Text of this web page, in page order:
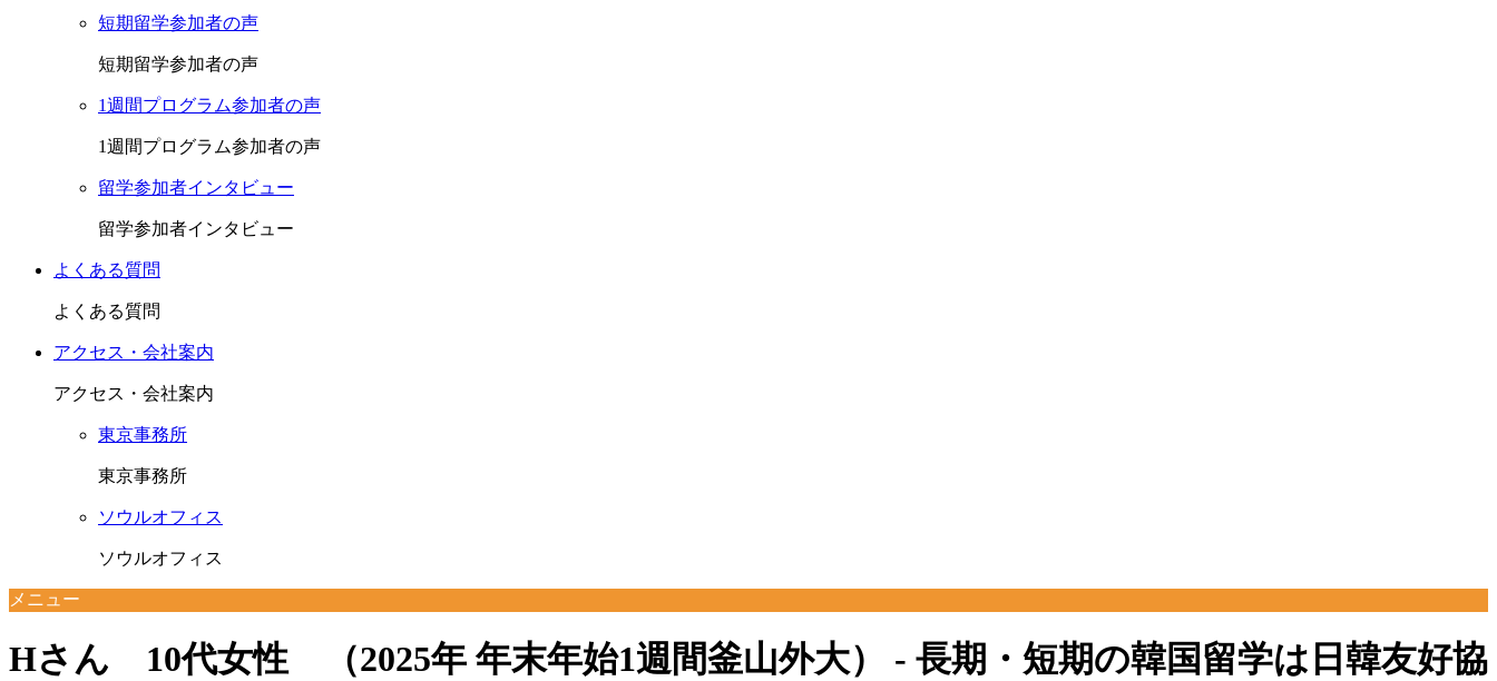
短期留学参加者の声
短期留学参加者の声
1週間プログラム参加者の声
1週間プログラム参加者の声
留学参加者インタビュー
留学参加者インタビュー
よくある質問
よくある質問
アクセス・会社案内
アクセス・会社案内
東京事務所
東京事務所
ソウルオフィス
ソウルオフィス
メニュー
Hさん 10代女性 （2025年 年末年始1週間釜山外大） - 長期・短期の韓国留学は日韓友好協